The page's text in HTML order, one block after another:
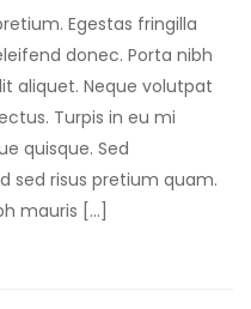
Egestas fringilla
donec. Porta nibh
aliquet. Neque volutpat
Turpis in eu mi
quisque. Sed
sed risus pretium quam.
mauris […]